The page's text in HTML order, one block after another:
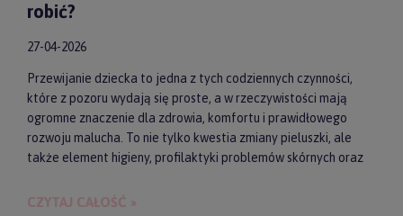
robić?
27-04-2026
Przewijanie dziecka to jedna z tych codziennych czynności,
które z pozoru wydają się proste, a w rzeczywistości mają
ogromne znaczenie dla zdrowia, komfortu i prawidłowego
rozwoju malucha. To nie tylko kwestia zmiany pieluszki, ale
także element higieny, profilaktyki problemów skórnych oraz
CZYTAJ CAŁOŚĆ »